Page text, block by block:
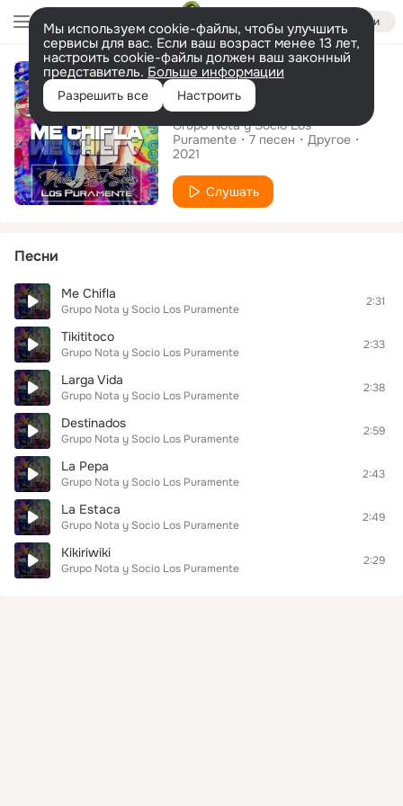
Войти
Мы используем cookie-файлы, чтобы улучшить
сервисы для вас. Если ваш возраст менее 13 лет,
настроить cookie-файлы должен ваш законный
представитель. Больше информации
Разрешить все Настроить
Альбом
Me Chifla
Grupo Nota y Socio Los
Puramente
7 песен
Другое
2021
Слушать
Песни
Me Chifla
Grupo Nota y Socio Los Puramente
2:31
Tikititoco
Grupo Nota y Socio Los Puramente
2:33
Larga Vida
Grupo Nota y Socio Los Puramente
2:38
Destinados
Grupo Nota y Socio Los Puramente
2:59
La Pepa
Grupo Nota y Socio Los Puramente
2:43
La Estaca
Grupo Nota y Socio Los Puramente
2:49
Kikiriwiki
Grupo Nota y Socio Los Puramente
2:29